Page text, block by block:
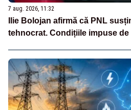
7 aug. 2026, 11:32
Ilie Bolojan afirmă că PNL
tehnocrat. Condițiile impuse